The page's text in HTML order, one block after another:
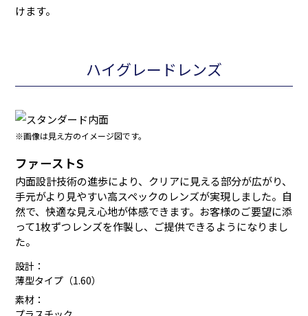
けます。
ハイグレードレンズ
※画像は見え方のイメージ図です。
ファーストS
内面設計技術の進歩により、クリアに見える部分が広がり、
手元がより見やすい高スペックのレンズが実現しました。自
然で、快適な見え心地が体感できます。お客様のご要望に添
って1枚ずつレンズを作製し、ご提供できるようになりまし
た。
設計：
薄型タイプ（1.60）
素材：